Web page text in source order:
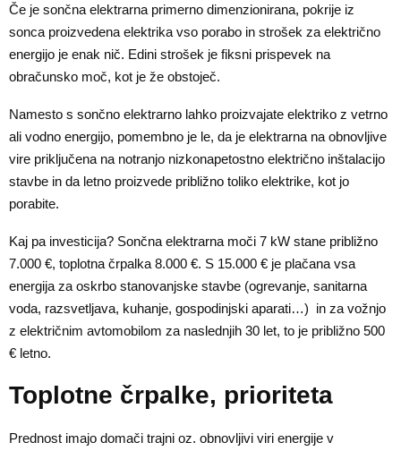
Če je sončna elektrarna primerno dimenzionirana, pokrije iz
sonca proizvedena elektrika vso porabo in strošek za električno
energijo je enak nič. Edini strošek je fiksni prispevek na
obračunsko moč, kot je že obstoječ.
Namesto s sončno elektrarno lahko proizvajate elektriko z vetrno
ali vodno energijo, pomembno je le, da je elektrarna na obnovljive
vire priključena na notranjo nizkonapetostno električno inštalacijo
stavbe in da letno proizvede približno toliko elektrike, kot jo
porabite.
Kaj pa investicija? Sončna elektrarna moči 7 kW stane približno
7.000 €, toplotna črpalka 8.000 €. S 15.000 € je plačana vsa
energija za oskrbo stanovanjske stavbe (ogrevanje, sanitarna
voda, razsvetljava, kuhanje, gospodinjski aparati…) in za vožnjo
z električnim avtomobilom za naslednjih 30 let, to je približno 500
€ letno.
Toplotne črpalke, prioriteta
Prednost imajo domači trajni oz. obnovljivi viri energije v